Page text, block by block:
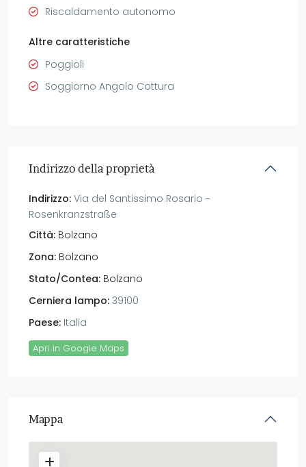
Riscaldamento autonomo
Altre caratteristiche
Poggioli
Soggiorno Angolo Cottura
Indirizzo della proprietà
Indirizzo: Via del Santissimo Rosario -
Rosenkranzstraße
Città: Bolzano
Zona: Bolzano
Stato/Contea: Bolzano
Cerniera lampo: 39100
Paese: Italia
Apri in Google Maps
Mappa